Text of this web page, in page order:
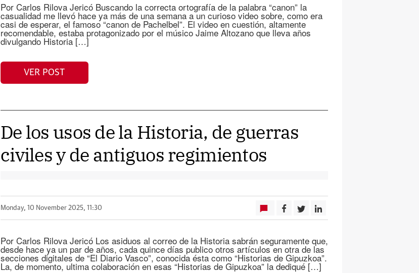
Por Carlos Rilova Jericó Buscando la correcta ortografía de la palabra “canon” la
casualidad me llevó hace ya más de una semana a un curioso video sobre, como era
casi de esperar, el famoso “canon de Pachelbel”. El video en cuestión, altamente
recomendable, estaba protagonizado por el músico Jaime Altozano que lleva años
divulgando Historia […]
VER POST
De los usos de la Historia, de guerras
civiles y de antiguos regimientos
Monday, 10 November 2025, 11:30
Por Carlos Rilova Jericó Los asiduos al correo de la Historia sabrán seguramente que,
desde hace ya un par de años, cada quince días publico otros artículos en otra de las
secciones digitales de “El Diario Vasco”, conocida ésta como “Historias de Gipuzkoa”.
La, de momento, ultima colaboración en esas “Historias de Gipuzkoa” la dediqué […]